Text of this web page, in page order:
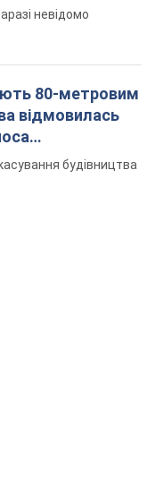
невідомо
80-метровим
відмовилась
будівництва